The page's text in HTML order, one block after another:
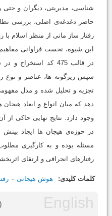
شناسی، مدیریتی، دیگران و حتی
حاضر دغدغه‌ی اصلی، بررسی
رفتار ساز مانی از منظر
این شیوه، نخست فراوانی
در قالب 475 کد
سپس زیرگونه ها، عناصر و نوع
تجزیه و تحلیل شده و مدل
دهد که میان انواع و ابعاد هیجان
وجود دارد. نتایج نهایی حاکی
در حوزه‌ی هیجان ها ایجاد
مسئله بوده و به کارگیری
رفتارهای انحرافی و ارتقای
کلمات کلیدی: هوش هیجانی
Article data in English (انگلیسی)